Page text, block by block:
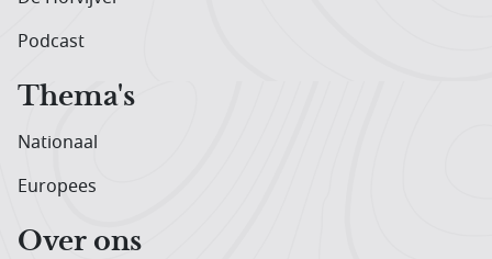
Podcast
Thema's
Nationaal
Europees
Over ons